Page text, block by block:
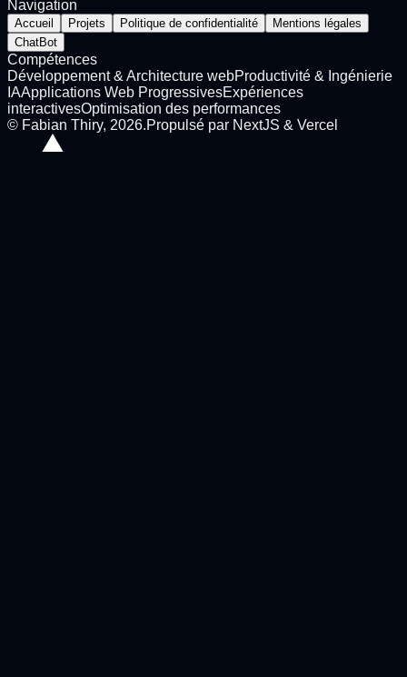
Navigation
Accueil Projets Politique de confidentialité
Mentions légales
ChatBot
Compétences
Développement & Architecture webProductivité & Ingénierie
IAApplications Web ProgressivesExpériences
interactivesOptimisation des performances
© Fabian Thiry, 2026.Propulsé par NextJS & Vercel